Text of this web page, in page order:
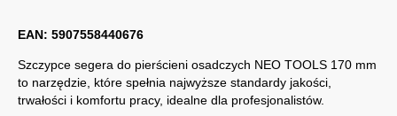
EAN: 5907558440676
Szczypce segera do pierścieni osadczych NEO TOOLS 170 mm
to narzędzie, które spełnia najwyższe standardy jakości,
trwałości i komfortu pracy, idealne dla profesjonalistów.